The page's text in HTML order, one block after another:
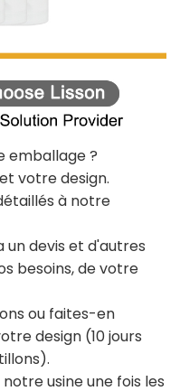
emballage ?
votre design.
à notre
un devis et d'autres
besoins, de votre
ou faites-en
design (10 jours
usine une fois les